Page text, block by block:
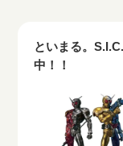
といまる。
中！！